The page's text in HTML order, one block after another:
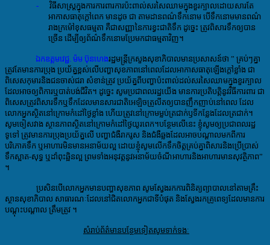
-
វិធីសាស្ត្រក្នុងការការពារការប៉ះពាល់សរសៃឈាមក្នុងខួរក្បាលដោយសារតែ
អាកាសធាតុក្តៅពេក មានដូច ជា តាមដានពណ៌ទឹកនោម បើទឹកនោមមានពណ៌
រាងក្រម៉ៅខុសធម្មតា គឺជាសញ្ញានៃការខ្វះជាតិទឹក ដូច្នេះ ត្រូវពិសារទឹកឲ្យបាន
ច្រើន ដើម្បីឲ្យព័ណ៌ទឹកនោមប្រែមកជាធម្មតាវិញ។
ឯកឧត្ដមវេជ្ជ. ម៉ម ប៊ុនហេងរដ្ឋមន្ដ្រីក្រសួងសុខាភិបាល​មានប្រសាសន៍ថា”គ្រប់ៗគ្នា
ត្រូវតែមានការប្រុង ប្រយ័ត្នខ្ពស់លើបញ្ហាសុខភាពនៅពេលដែលអាកាសធាតុឡើងក្តៅខ្លាំង ​ជា
ពិសេសកុមារនិងជនចាស់ជរា សំខាន់ត្រូវ ប្រយ័ត្នពីបញ្ហាប៉ះពាល់ដល់សរសៃឈាមក្នុងខួរក្បាល
ដែលអាចឲ្យពិការឬបាត់បង់ជីវិត។ ដូច្នេះ សូមប្រជាពលរដ្ឋយើង មានការប្រតិបត្តិនូវវិធីការពារ ជា
ពិសេសត្រូវពិសារទឹកឬទឹកដែលមានសារជាតិអេឡិចត្រូលីតឲ្យបានញឹកញាប់​នៅពេល ដែល
លោកអ្នកស្ថិតនៅក្រោមកំដៅថ្ងៃខ្លាំង ហើយត្រូវនៅក្រោមម្លប់ត្រជាក់ឫទីកន្លែងដែលត្រជាក់។
សូមចៀសវាង ស្ថានភាពស្ថិតនៅក្រោមកំដៅថ្ងៃយូរពេក។បន្ថែមលើនេះ ខ្ញុំសូមឲ្យប្រជាពលរដ្ឋ
ទូទៅ ត្រូវមានការប្រុងប្រយ័ត្នលើ បញ្ហាជំងឺរាករូស និងជំងឺឆ្លងដែលអាចបណ្តាលមកពីការ
បរិភោគទឹក ឬអាហារមិនមានអនាម័យល្អ ដោយខ្ញុំសូមលើកទឹកចិត្តគ្រប់គ្នាពិសារនិងប្រើប្រាស់
ទឹកស្អាត-សុទ្ធ ឬដាំពុះឆ្អិនល្អ ព្រមទាំងអនុវត្តនូវអនាម័យចំណីអាហារនិងអាហារមានសុវត្ថិភាព”​
។
ប្រសិនបើលោកអ្នកមានបញ្ហាសុខភាព សូមស្វែងរកការពិនិត្យព្យាបាលនៅតាមគ្រឹះ
ស្ថានសុខាភិបាល សាធារណៈដែលនៅជិតលោកអ្នកជាទីបំផុត និងស្វែងរកគ្រូពេទ្យដែលមានការ
បណ្តុះបណ្តាល ត្រឹមត្រូវ ។
សំរាប់ព័ត៌មានបន្ថែមទៀតសូមទាក់ទងៈ